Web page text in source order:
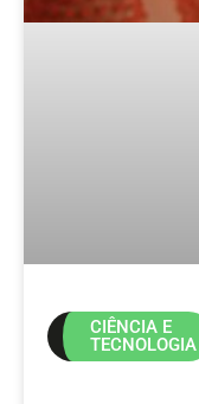
CIÊNCIA E
TECNOLOGIA